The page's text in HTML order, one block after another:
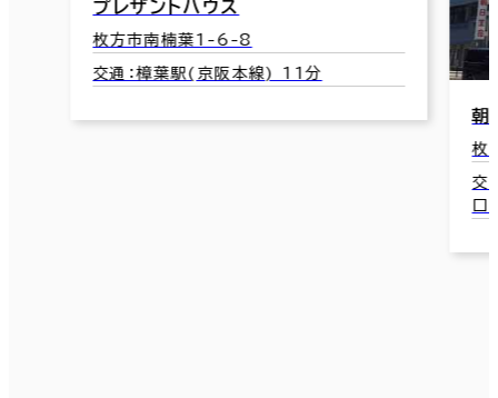
プレザントハウス
枚方市南楠葉1-6-8
交通：樟葉駅(京阪本線) 11分
朝
枚
交
口